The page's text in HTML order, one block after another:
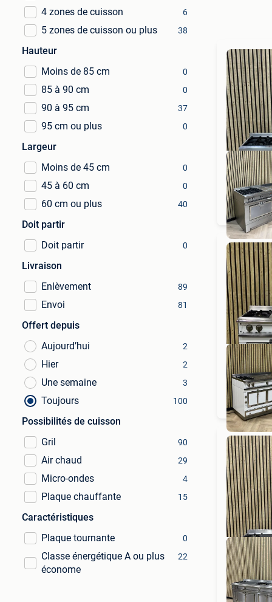
4 zones de cuisson 6
5 zones de cuisson ou plus 38
Hauteur
Moins de 85 cm
0
85 à 90 cm 0
90 à 95 cm 37
95 cm ou plus 0
Largeur
Moins de 45 cm
0
45 à 60 cm 0
60 cm ou plus 40
Doit partir
Doit partir
0
Livraison
Enlèvement
89
Envoi 81
Offert depuis
Aujourd’hui
2
Hier 2
Une semaine 3
Toujours 100
Possibilités de cuisson
Gril
90
Air chaud 29
Micro-ondes 4
Plaque chauffante 15
Caractéristiques
Plaque tournante
0
Classe énergétique A ou plus
économe
22